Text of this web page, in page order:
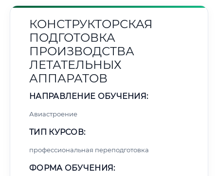
КОНСТРУКТОРСКАЯ
ПОДГОТОВКА
ПРОИЗВОДСТВА
ЛЕТАТЕЛЬНЫХ
АППАРАТОВ
НАПРАВЛЕНИЕ ОБУЧЕНИЯ:
Авиастроение
ТИП КУРСОВ:
профессиональная переподготовка
ФОРМА ОБУЧЕНИЯ: